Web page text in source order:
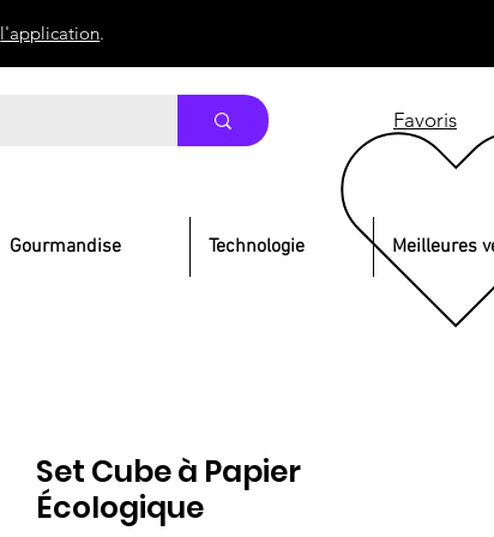
l'application.
Favoris
Gourmandise Technologie Meilleures
Set Cube à Papier
Écologique